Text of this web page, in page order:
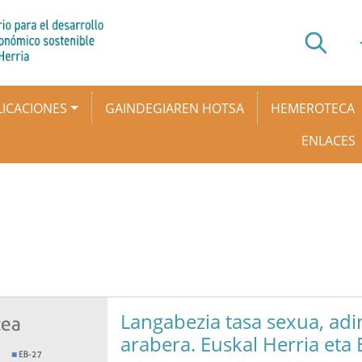
GAINDEGIAREN HOTSA
HEMEROTECA
ENLACES
Langabezia tasa sexua,
arabera. Euskal Herria eta